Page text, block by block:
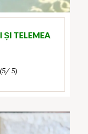
ȘI TELEMEA
(5/ 5)